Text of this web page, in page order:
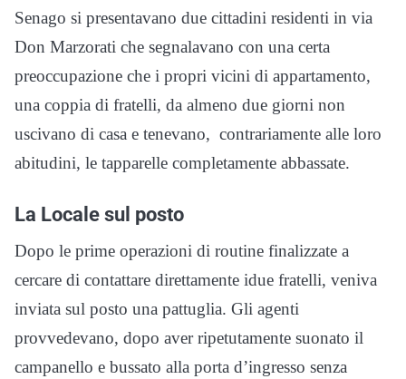
Senago si presentavano due cittadini residenti in via
Don Marzorati che segnalavano con una certa
preoccupazione che i propri vicini di appartamento,
una coppia di fratelli, da almeno due giorni non
uscivano di casa e tenevano, contrariamente alle loro
abitudini, le tapparelle completamente abbassate.
La Locale sul posto
Dopo le prime operazioni di routine finalizzate a
cercare di contattare direttamente idue fratelli, veniva
inviata sul posto una pattuglia. Gli agenti
provvedevano, dopo aver ripetutamente suonato il
campanello e bussato alla porta d’ingresso senza